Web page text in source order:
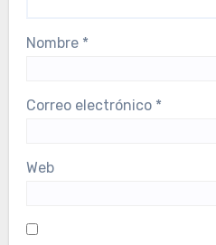
Nombre *
Correo electrónico *
Web